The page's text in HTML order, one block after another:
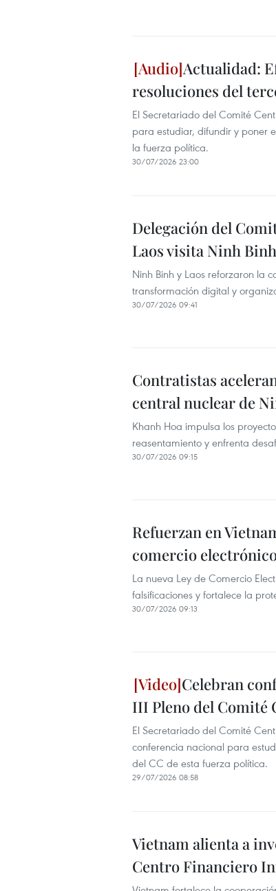
Actualidad:
resoluciones del
El Secretariado del Comité
para estudiar, difundir y poner
la fuerza política.
30/07/2026 23:00
Delegación del
Laos visita Ninh Binh
Ninh Binh y Laos reforzaron la
transformación digital y
30/07/2026 09:41
Contratistas
central nuclear de
Khanh Hoa impulsa los
reasentamiento y enfrenta
30/07/2026 09:15
Refuerzan en
comercio
La nueva Ley de Comercio
falsificaciones y fortalece la
30/07/2026 09:13
Celebran
III Pleno del Comité
El Secretariado del Comité
conferencia nacional para
del CC de esta fuerza política.
29/07/2026 08:58
Vietnam alienta a
Centro Financiero